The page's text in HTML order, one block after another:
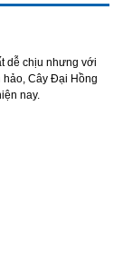
dễ chịu nhưng với
hảo, Cây Đại Hồng
nay.